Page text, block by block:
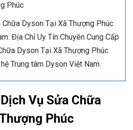
Phúc
Chữa Dyson Tại Xã Thượng Phúc
Địa Chỉ Uy Tín Chuyên Cung Cấp
Dyson Tại Xã Thượng Phúc
Trung tâm Dyson Việt Nam
Vụ Sửa Chữa
Phúc